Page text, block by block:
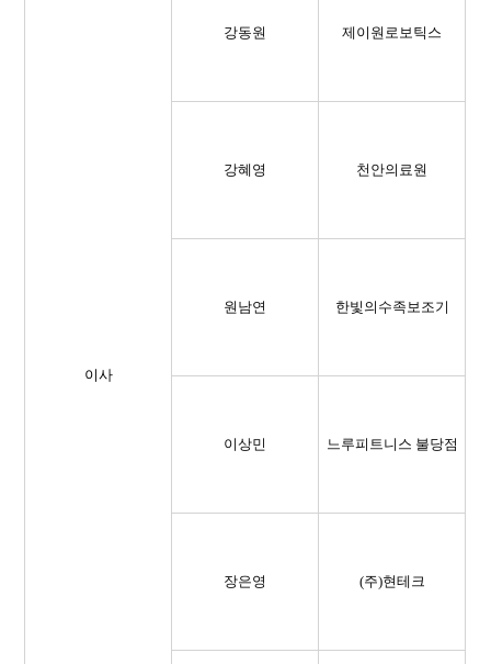
이사
강동원 제이원로보틱스
강혜영 천안의료원
원남연 한빛의수족보조기
이상민 느루피트니스 불당점
장은영 (주)현테크